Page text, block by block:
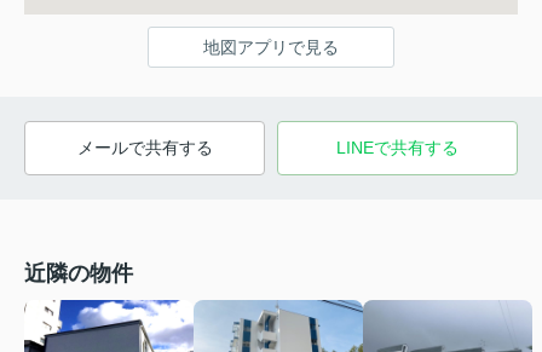
地図アプリで見る
メールで共有する LINEで共有する
近隣の物件